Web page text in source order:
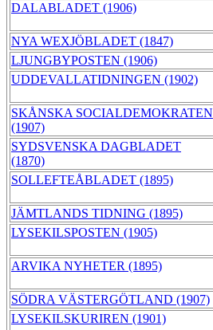
DALABLADET (1906)
NYA WEXJÖBLADET (1847)
LJUNGBYPOSTEN (1906)
UDDEVALLATIDNINGEN (1902)
SKÅNSKA SOCIALDEMOKRATEN
(1907)
SYDSVENSKA DAGBLADET
(1870)
SOLLEFTEÅBLADET (1895)
JÄMTLANDS TIDNING (1895)
LYSEKILSPOSTEN (1905)
ARVIKA NYHETER (1895)
SÖDRA VÄSTERGÖTLAND (1907)
LYSEKILSKURIREN (1901)